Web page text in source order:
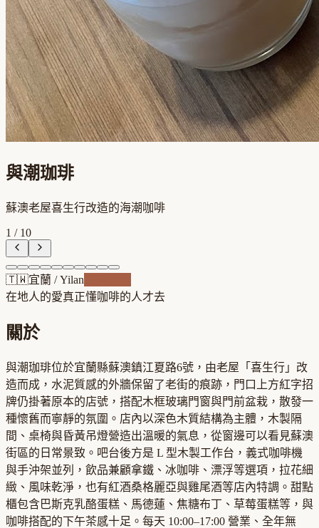
與潮珈琲
蘇澳老屋喜生行改造的海潮咖啡
1 / 10
🇹🇼宜蘭 /Yilan
在地人的愛真正懂咖啡的人才去
關於
與潮珈琲位於宜蘭縣蘇澳鎮江夏路6號，由老屋「喜生行」改
造而成，水泥質感的外牆保留了老街的痕跡，門口上方紅字招
牌仍掛著原本的店號，搭配木框玻璃門窗與門前盆栽，散發一
種懷舊而寧靜的氛圍。店內以深色木質結構為主體，木製隔
間、桌椅與昏黃吊燈營造出溫暖的氣息，從窗邊可以看見蘇澳
街區的日常景致。吧台後方是 L 型木製工作台，義式咖啡機
與手沖架並列，飲品兼顧拿鐵、冰咖啡、漂浮等選項，拉花細
緻、風味乾淨，也有紅酒桑格麗亞與雞尾酒等店內特調。甜點
櫃包含巴斯克乳酪蛋糕、馬德蓮、焦糖布丁、草莓蛋糕等，與
咖啡搭配的下午茶感十足。每天 10:00–17:00 營業、全年無